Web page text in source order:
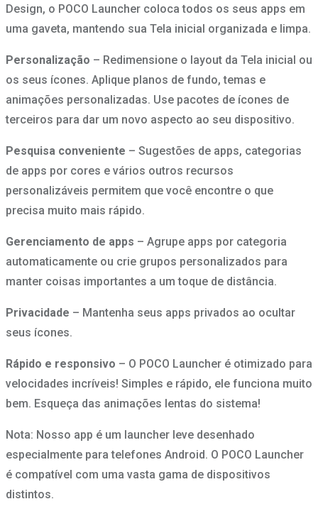
Design, o POCO Launcher coloca todos os seus apps em
uma gaveta, mantendo sua Tela inicial organizada e limpa.
Personalização – Redimensione o layout da Tela inicial ou
os seus ícones. Aplique planos de fundo, temas e
animações personalizadas. Use pacotes de ícones de
terceiros para dar um novo aspecto ao seu dispositivo.
Pesquisa conveniente – Sugestões de apps, categorias
de apps por cores e vários outros recursos
personalizáveis permitem que você encontre o que
precisa muito mais rápido.
Gerenciamento de apps – Agrupe apps por categoria
automaticamente ou crie grupos personalizados para
manter coisas importantes a um toque de distância.
Privacidade – Mantenha seus apps privados ao ocultar
seus ícones.
Rápido e responsivo – O POCO Launcher é otimizado para
velocidades incríveis! Simples e rápido, ele funciona muito
bem. Esqueça das animações lentas do sistema!
Nota: Nosso app é um launcher leve desenhado
especialmente para telefones Android. O POCO Launcher
é compatível com uma vasta gama de dispositivos
distintos.